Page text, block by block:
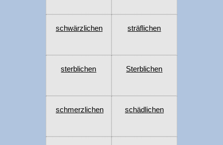
schwärzlichen sträflichen
sterblichen Sterblichen
schmerzlichen schädlichen